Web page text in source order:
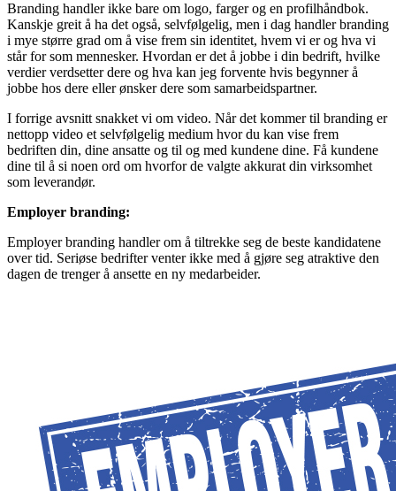
Branding handler ikke bare om logo, farger og en profilhåndbok.
Kanskje greit å ha det også, selvfølgelig, men i dag handler branding
i mye større grad om å vise frem sin identitet, hvem vi er og hva vi
står for som mennesker. Hvordan er det å jobbe i din bedrift, hvilke
verdier verdsetter dere og hva kan jeg forvente hvis begynner å
jobbe hos dere eller ønsker dere som samarbeidspartner.
I forrige avsnitt snakket vi om video. Når det kommer til branding er
nettopp video et selvfølgelig medium hvor du kan vise frem
bedriften din, dine ansatte og til og med kundene dine. Få kundene
dine til å si noen ord om hvorfor de valgte akkurat din virksomhet
som leverandør.
Employer branding:
Employer branding handler om å tiltrekke seg de beste kandidatene
over tid. Seriøse bedrifter venter ikke med å gjøre seg atraktive den
dagen de trenger å ansette en ny medarbeider.